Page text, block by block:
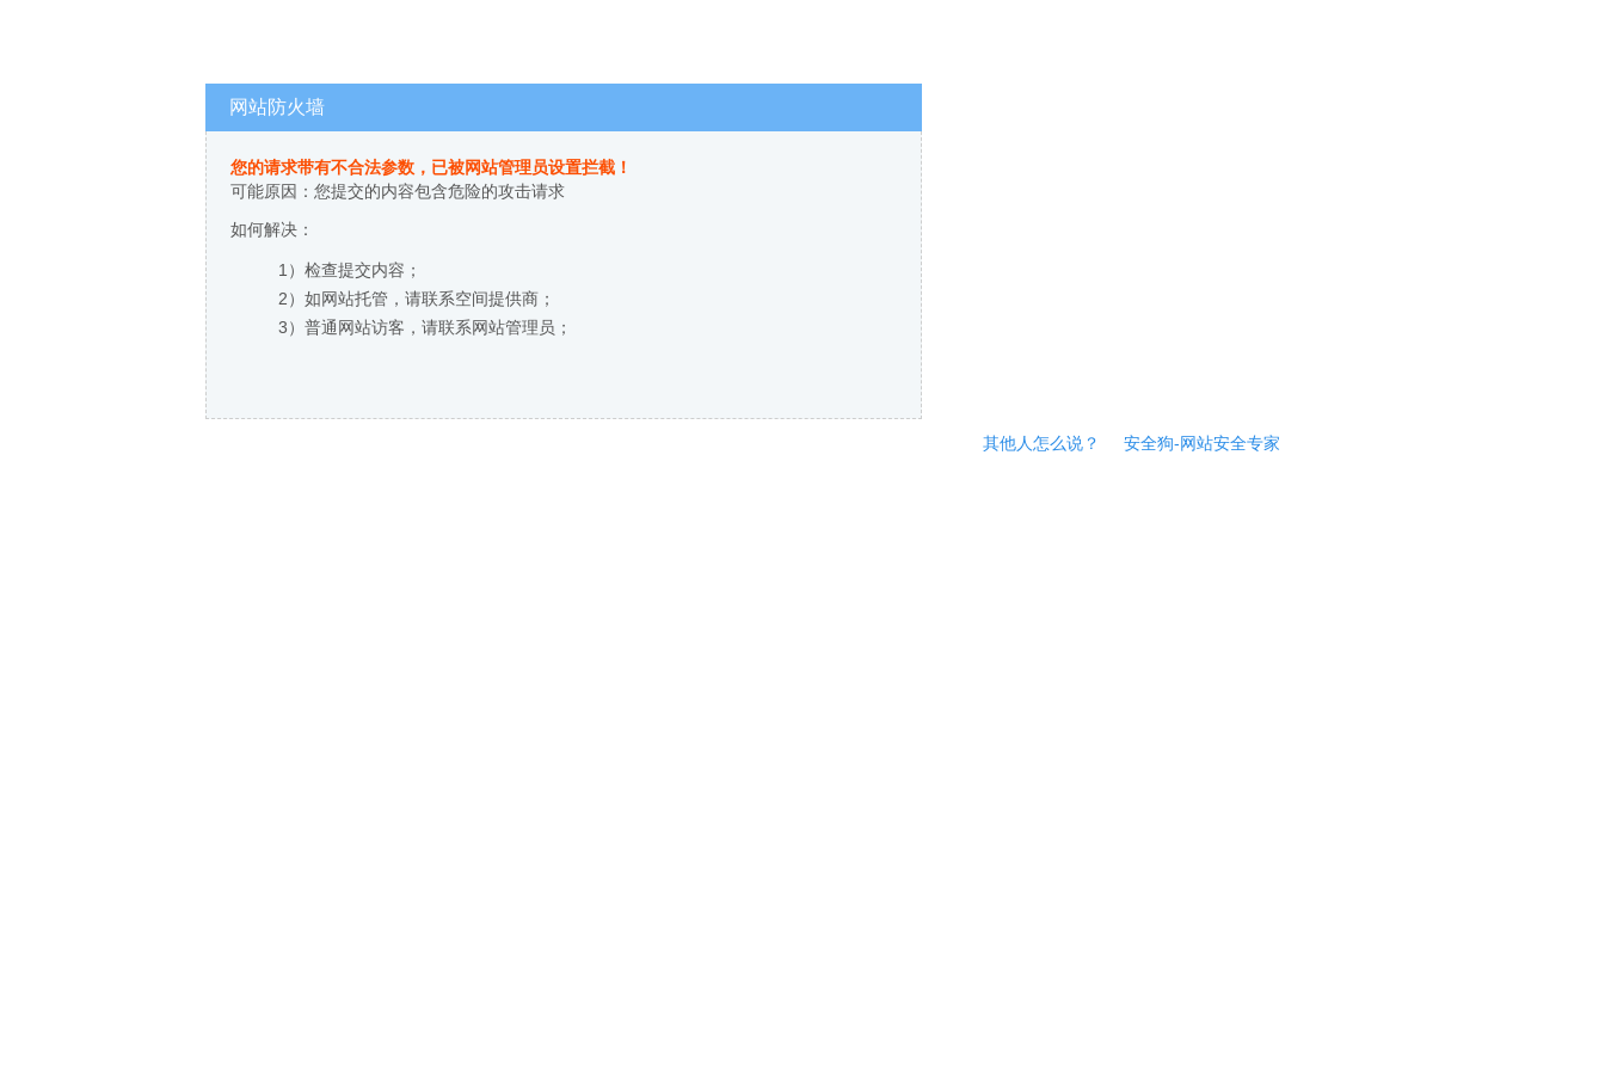
网站防火墙
您的请求带有不合法参数，已被网站管理员设置拦截！
可能原因：您提交的内容包含危险的攻击请求
如何解决：
1）检查提交内容；
2）如网站托管，请联系空间提供商；
3）普通网站访客，请联系网站管理员；
其他人怎么说？ 安全狗-网站安全专家